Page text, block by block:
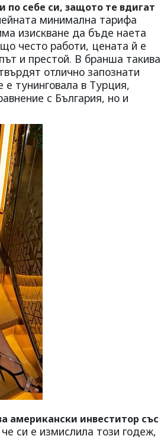
по себе си, защото те вдигат
минимална тарифа
изискване да бъде наета
често работи, цената й е
и престой. В бранша такива
отлично запознати
е тунинговала в Турция,
с България, но и
американски инвеститор със
си е измислила този годеж,